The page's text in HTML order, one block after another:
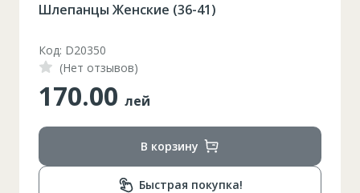
Платье - туника (48-56)
Код: 1032R-UZ
(Нет отзывов)
160.00 лей
В корзину
Быстрая покупка!